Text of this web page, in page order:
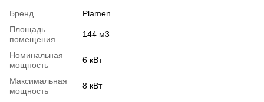
Бренд
Plamen
Площадь
помещения
144 м3
Номинальная
мощность
6 кВт
Максимальная
мощность
8 кВт